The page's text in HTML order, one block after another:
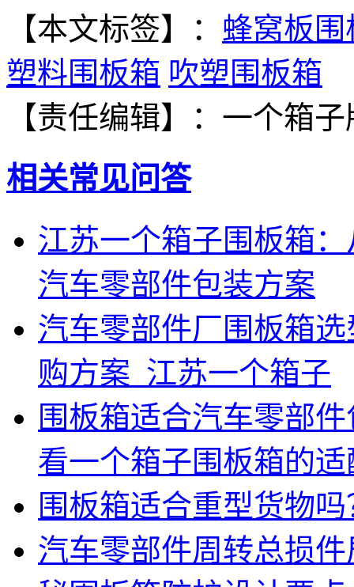
【本文标签】： 蜂窝板围
塑料围板箱 吹塑围板箱
【责任编辑】： 一个箱子
相关常见问答
江苏一个箱子围板箱
汽车零部件包装方案
汽车零部件厂围板箱
购方案_江苏一个箱子
围板箱适合汽车零部
看一个箱子围板箱的适
围板箱适合重型货物
汽车零部件周转总损